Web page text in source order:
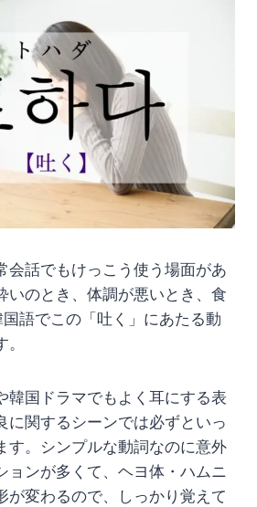
会話でもけっこう使う場面があ
いのとき、体調が悪いとき、食
語でこの「吐く」にあたる動
韓国ドラマでもよく耳にする表
に関するシーンでは必ずといっ
す。シンプルな動詞なのに意外
ョンが多くて、ヘヨ体・ハムニ
が変わるので、しっかり覚えて